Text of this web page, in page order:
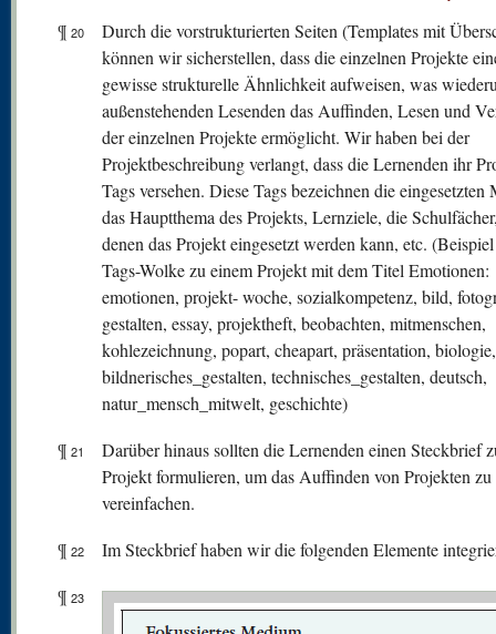
¶ 20
Durch die vorstrukturierten Seiten (Templates mit
können wir sicherstellen, dass die einzelnen Projekte
gewisse strukturelle Ähnlichkeit aufweisen, was
außenstehenden Lesenden das Auffinden, Lesen und
der einzelnen Projekte ermöglicht. Wir haben bei der
Projektbeschreibung verlangt, dass die Lernenden ihr
Tags versehen. Diese Tags bezeichnen die eingesetzten
das Hauptthema des Projekts, Lernziele, die
denen das Projekt eingesetzt werden kann, etc.
Tags-Wolke zu einem Projekt mit dem Titel Emotionen:
emotionen, projekt- woche, sozialkompetenz, bild,
gestalten, essay, projektheft, beobachten, mitmenschen,
kohlezeichnung, popart, cheapart, präsentation, biologie,
bildnerisches_gestalten, technisches_gestalten, deutsch,
natur_mensch_mitwelt, geschichte)
¶ 21
Darüber hinaus sollten die Lernenden einen Steckbrief
Projekt formulieren, um das Auffinden von Projekten zu
vereinfachen.
¶ 22
Im Steckbrief haben wir die folgenden Elemente
¶ 23